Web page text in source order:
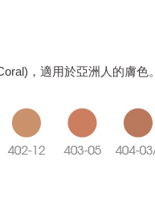
，適用於亞洲人的膚色。